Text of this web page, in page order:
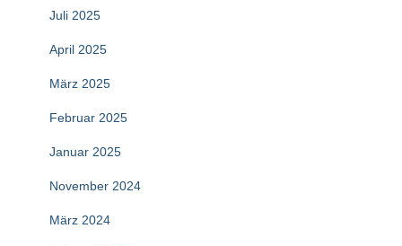
Juli 2025
April 2025
März 2025
Februar 2025
Januar 2025
November 2024
März 2024